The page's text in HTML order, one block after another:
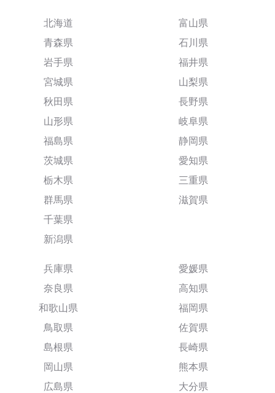
北海道
青森県
岩手県
宮城県
秋田県
山形県
福島県
茨城県
栃木県
群馬県
千葉県
新潟県
富山県
石川県
福井県
山梨県
長野県
岐阜県
静岡県
愛知県
三重県
滋賀県
兵庫県
奈良県
和歌山県
鳥取県
島根県
岡山県
広島県
愛媛県
高知県
福岡県
佐賀県
長崎県
熊本県
大分県